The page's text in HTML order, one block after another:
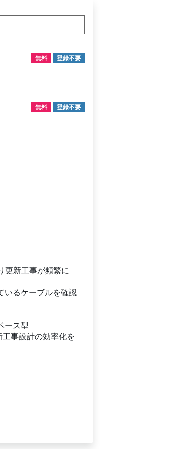
無料 登録不要
無料 登録不要
更新工事が頻繁に
いるケーブルを確認
ース型
工事設計の効率化を